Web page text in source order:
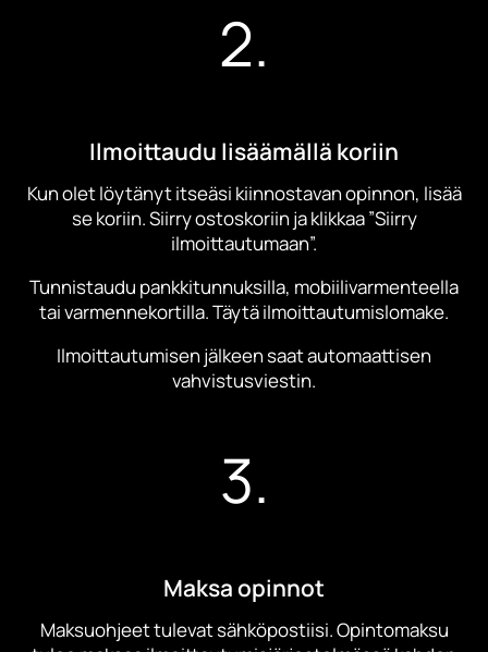
2.
Ilmoittaudu lisäämällä koriin
Kun olet löytänyt itseäsi kiinnostavan opinnon, lisää
se koriin. Siirry ostoskoriin ja klikkaa ”Siirry
ilmoittautumaan”.
Tunnistaudu pankkitunnuksilla, mobiilivarmenteella
tai varmennekortilla. Täytä ilmoittautumislomake.
Ilmoittautumisen jälkeen saat automaattisen
vahvistusviestin.
3.
Maksa opinnot
Maksuohjeet tulevat sähköpostiisi. Opintomaksu